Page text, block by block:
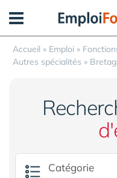
Accueil » Emploi »
Autres spécialités »